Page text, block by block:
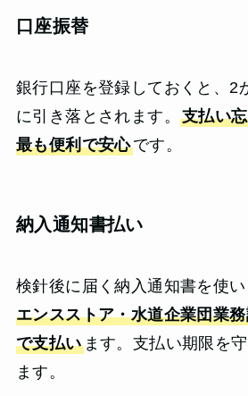
口座振替
銀行口座を登録しておくと、2
に引き落とされます。 支払い
最も便利で安心です。
納入通知書払い
検針後に届く納入通知書を使い
エンスストア・水道企業団業
で支払います。支払い期限を
ます。